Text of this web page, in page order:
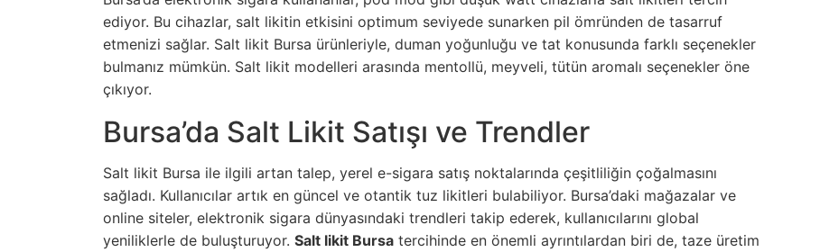
ediyor. Bu cihazlar, salt likitin etkisini optimum seviyede sunarken pil ömründen de tasarruf
etmenizi sağlar. Salt likit Bursa ürünleriyle, duman yoğunluğu ve tat konusunda farklı seçenekler
bulmanız mümkün. Salt likit modelleri arasında mentollü, meyveli, tütün aromalı seçenekler öne
çıkıyor.
Bursa’da Salt Likit Satışı ve Trendler
Salt likit Bursa ile ilgili artan talep, yerel e-sigara satış noktalarında çeşitliliğin çoğalmasını
sağladı. Kullanıcılar artık en güncel ve otantik tuz likitleri bulabiliyor. Bursa’daki mağazalar ve
online siteler, elektronik sigara dünyasındaki trendleri takip ederek, kullanıcılarını global
yeniliklerle de buluşturuyor. Salt likit Bursa tercihinde en önemli ayrıntılardan biri de, taze üretim